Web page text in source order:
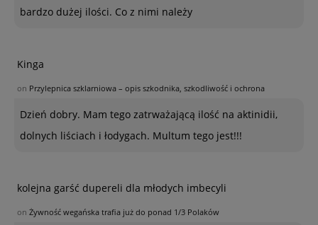
bardzo dużej ilości. Co z nimi należy
Kinga
on Przylepnica szklarniowa – opis szkodnika, szkodliwość i ochrona
Dzień dobry. Mam tego zatrważającą ilość na aktinidii,
dolnych liściach i łodygach. Multum tego jest!!!
kolejna garść dupereli dla młodych imbecyli
on Żywność wegańska trafia już do ponad 1/3 Polaków